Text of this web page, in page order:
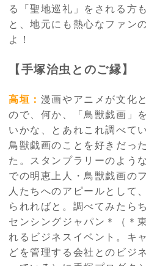
る「聖地巡礼」をされる方
と、地元にも熱心なファン
よ！
【手塚治虫とのご縁】
高垣： 漫画やアニメが文化
ので、何か、「鳥獣戯画」
いかな、とあれこれ調べて
鳥獣戯画のことを好きだっ
た。スタンプラリーのよう
での明恵上人・鳥獣戯画の
人たちへのアピールとして
られればと。調べてみたら
センシングジャパン＊（＊
れるビジネスイベント。キ
どを管理する会社とのビジ